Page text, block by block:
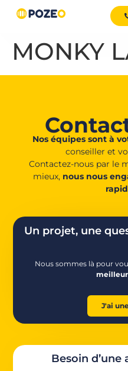
MONKY
Nos équipes sont à
conseiller et
Contactez-nous par le
mieux, nous nous
Un projet, une
Nous sommes là pour
J'ai
Besoin d’une